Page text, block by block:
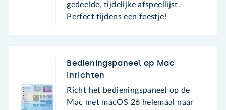
gedeelde, tijdelijke afspeellijst.
Perfect tijdens een feestje!
Bedieningspaneel op Mac
inrichten
Richt het bedieningspaneel op de
Mac met macOS 26 helemaal naar